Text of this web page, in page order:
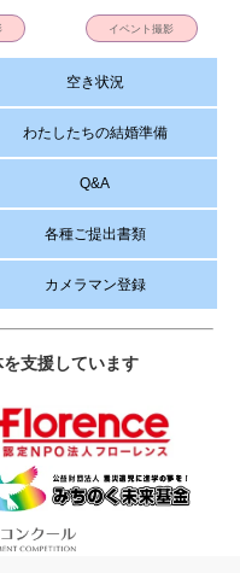
イベント撮影
空き状況
わたしたちの結婚準備
Q&A
各種ご提出書類
カメラマン登録
支援しています